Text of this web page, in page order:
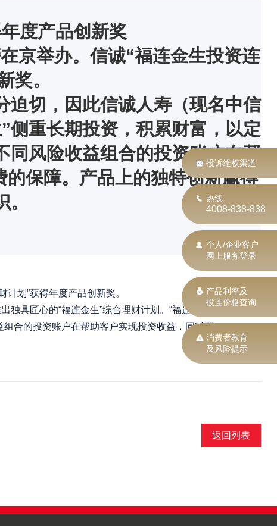
度产品创新奖
京举办。信诚“福连金生投资连
奖。
迫切，因此信诚人寿（现名中信
侧重长期投资，积累财富，以定
同风险收益组合的投资账户在帮
保障。产品上的独特创新赢得
划”获得年度产品创新奖。
具匠心的“福连金生”综合理财计划。“福连金
合的投资账户在帮助客户实现投资收益，同时还
返回列表
投诉维权渠道
热线
4008-838-838
个人/企业客户
网上服务登录
产品利率及
投连价格查询
消费者教育
及风险提示